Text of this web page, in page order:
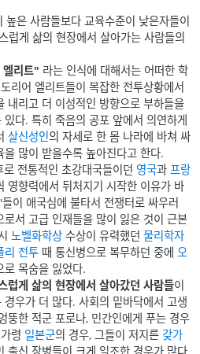
높은 사람들보다 교육수준이 낮은자들이
럽게 삶의 현장에서 살아가는 사람들의
리트" 라는 인식에 대해서는 어떠한 학
리어 엘리트들이 복잡한 전투상황에서
내리고 더 이성적인 방향으로 부하들을
있다. 특히 죽음의 공포 앞에서 의연하게
살신성인의 자세로 한 몸 나라에 바쳐 싸
을 많이 받을수록 높아진다고 한다.
로 전통적인 초강대국들이던 영국과 프랑
영향력에서 뒤처지기 시작한 이유가 바
이 애국심에 불타서 전쟁터로 싸우러
로서 고급 인재들을 많이 잃은 것이 근본
노벨화학상 수상이 유력했던물리학자
리 전투 때 통신병으로 복무하던 중에 오
로 목숨을 잃었다.
럽게 삶의 현장에서 살아갔던 사람들이
경우가 더 많다. 사회의 밑바닥에서 고생
뚱한 적군 포로나, 민간인에게 푸는 경우
령 일본군의 경우, 그들이 저지른갖가
출신 장병들이 크게 일조한 경우가 많다.